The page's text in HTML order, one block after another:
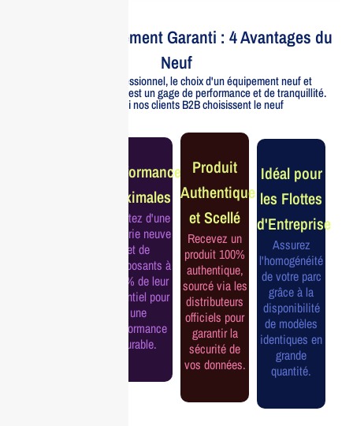
Votre Investissement Garanti : 4 Avantages du
Neuf
Pour un usage professionnel, le choix d'un équipement neuf et
officiellement distribué est un gage de performance et de tranquillité.
Voici pourquoi nos clients B2B choisissent le neuf
Performance
Maximales
Profitez d'une
batterie neuve
et de
composants à
100% de leur
potentiel pour
une
performance
durable.
Produit
Authentique
et Scellé
Recevez un
produit 100%
authentique,
sourcé via les
distributeurs
officiels pour
garantir la
sécurité de
vos données.
Idéal pour
les Flottes
d'Entreprise
Assurez
l'homogénéité
de votre parc
grâce à la
disponibilité
de modèles
identiques en
grande
quantité.